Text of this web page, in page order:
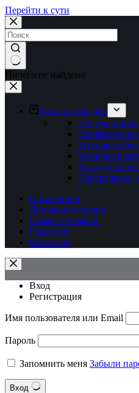
Перейти к сути
Ничего не найдено
Каталог товаров
Посуда и
Тепловое
Холодильное
Нейтральное
О компании
Доставка и оплата
Обмен и возврат
Гарантия
Контакты
Вход
Регистрация
Имя пользователя или Email
Пароль
Запомнить меня Забыли
Вход